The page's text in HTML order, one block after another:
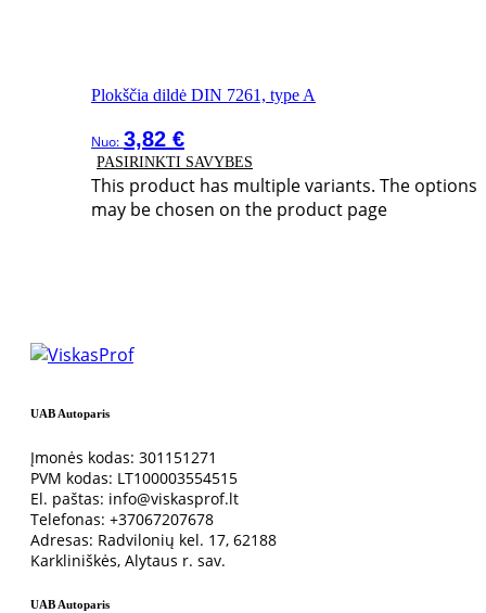
Plokščia dildė DIN 7261, type A
Nuo: 3,82 €
PASIRINKTI SAVYBES
This product has multiple variants. The options
may be chosen on the product page
UAB Autoparis
Įmonės kodas: 301151271
PVM kodas: LT100003554515
El. paštas: info@viskasprof.lt
Telefonas: +37067207678
Adresas: Radvilonių kel. 17, 62188
Karkliniškės, Alytaus r. sav.
UAB Autoparis